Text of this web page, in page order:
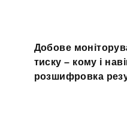
Добове
тиску – кому і
розшифровка